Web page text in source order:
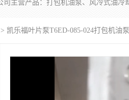
> 凯乐福叶片泵T6ED-085-024打包机油泵